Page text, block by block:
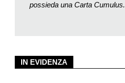
IN EVIDENZA
possieda una Carta Cumulus.